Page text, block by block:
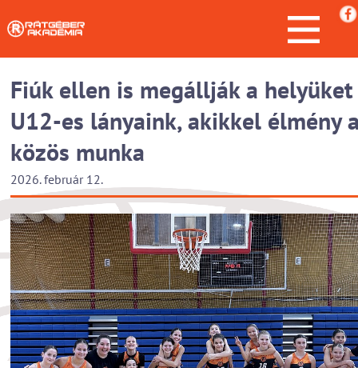
Fiúk ellen is megállják a helyüket
U12-es lányaink, akikkel élmény
közös munka
2026. február 12.